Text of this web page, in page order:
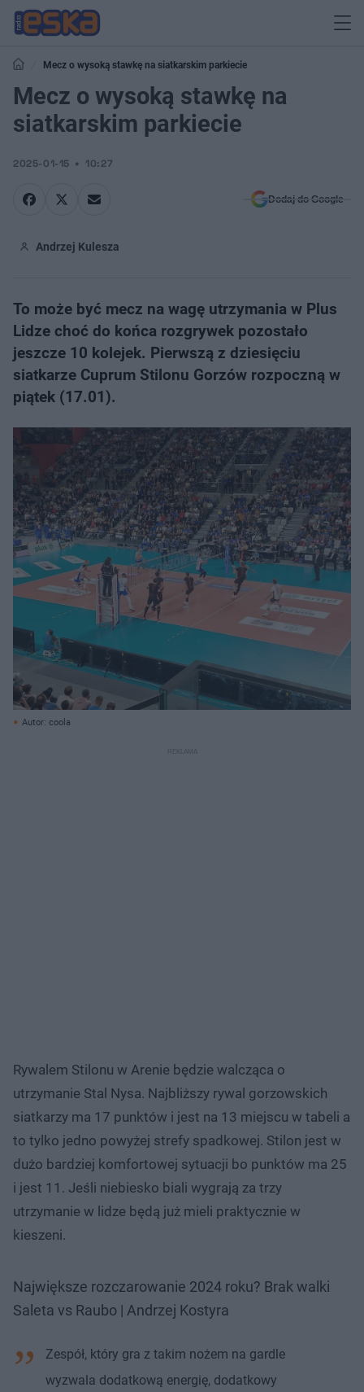
Mecz o wysoką stawkę na siatkarskim parkiecie
Mecz o wysoką stawkę na
siatkarskim parkiecie
2025-01-15 10:27
Dodaj do Google
Andrzej Kulesza
To może być mecz na wagę utrzymania w Plus
Lidze choć do końca rozgrywek pozostało
jeszcze 10 kolejek. Pierwszą z dziesięciu
siatkarze Cuprum Stilonu Gorzów rozpoczną w
piątek (17.01).
Autor: coola
Rywalem Stilonu w Arenie będzie walcząca o
utrzymanie Stal Nysa. Najbliższy rywal gorzowskich
siatkarzy ma 17 punktów i jest na 13 miejscu w tabeli a
to tylko jedno powyżej strefy spadkowej. Stilon jest w
dużo bardziej komfortowej sytuacji bo punktów ma 25
i jest 11. Jeśli niebiesko biali wygrają za trzy
utrzymanie w lidze będą już mieli praktycznie w
kieszeni.
Największe rozczarowanie 2024 roku? Brak walki
Saleta vs Raubo | Andrzej Kostyra
Zespół, który gra z takim nożem na gardle
wyzwala dodatkową energię, dodatkowy